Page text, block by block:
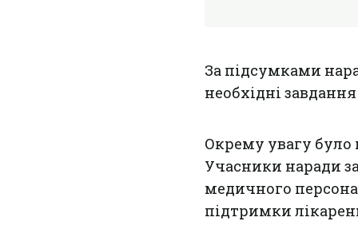
За підсумками
необхідні
Окрему увагу було
Учасники наради
медичного
підтримки